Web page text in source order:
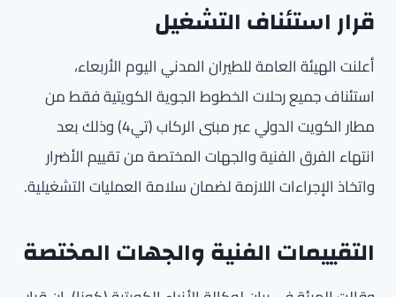
قرار استئناف التشغيل
أعلنت الهيئة العامة للطيران المدني اليوم الأربعاء،
استئناف جميع رحلات الخطوط الجوية الكويتية فقط من
مطار الكويت الدولي عبر مبنى الركاب (تي4) وذلك بعد
انتهاء الفرق الفنية والجهات المختصة من تقييم الأضرار
واتخاذ الإجراءات اللازمة لضمان سلامة العمليات التشغيلية.
التقييمات الفنية والجهات المختصة